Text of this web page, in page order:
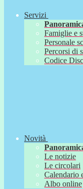
Servizi
Famiglie e
Personale
Percorsi di
Codice
Novità
Le notizie
Le circolari
Calendario
Albo online